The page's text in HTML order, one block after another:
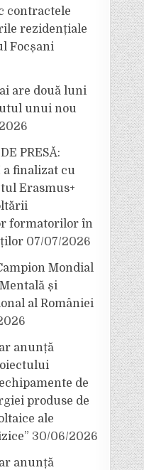
contractele
rezidențiale
Focșani
are două luni
unui nou
PRESĂ:
a finalizat cu
Erasmus+
formatorilor în
07/07/2026
Mondial
și
al României
anunță
de
produse de
ale
30/06/2026
anunță